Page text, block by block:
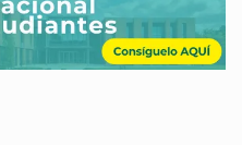
materiales, la salud y el
por la Fundación